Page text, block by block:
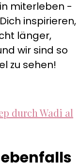
miterleben -
inspirieren,
länger,
wir sind so
zu sehen!
durch Wadi al